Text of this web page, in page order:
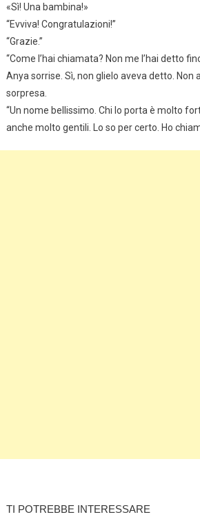
«Sì! Una bambina!»
“Evviva! Congratulazioni!”
“Grazie.”
“Come l’hai chiamata? Non me l’hai detto
Anya sorrise. Sì, non glielo aveva detto. Non
sorpresa.
“Un nome bellissimo. Chi lo porta è molto
anche molto gentili. Lo so per certo. Ho